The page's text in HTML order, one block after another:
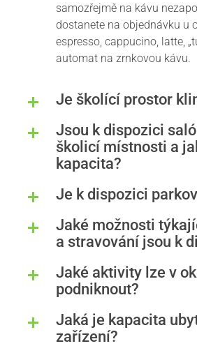
samozřejmě na kávu
dostanete na objednávku u
espresso, cappucino, latte,
automat na zrnkovou kávu.
Je školící prostor
Jsou k dispozici
školicí místnosti a
kapacita?
Je k dispozici
Jaké možnosti
a stravování jsou k
Jaké aktivity lze v
podniknout?
Jaká je kapacita
zařízení?